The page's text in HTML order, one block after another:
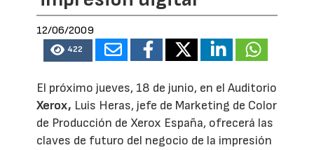
12/06/2009
422
El próximo jueves, 18 de junio, en el Auditorio
Xerox, Luis Heras, jefe de Marketing de Color
de Producción de Xerox España, ofrecerá las
claves de futuro del negocio de la impresión